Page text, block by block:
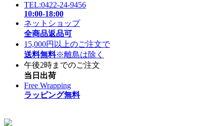
TEL:0422-24-9456
10:00-18:00
ネットショップ
全商品返品可
15,000円以上のご注文で
送料無料※離島は除く
午後2時までのご注文
当日出荷
Free Wrapping
ラッピング無料